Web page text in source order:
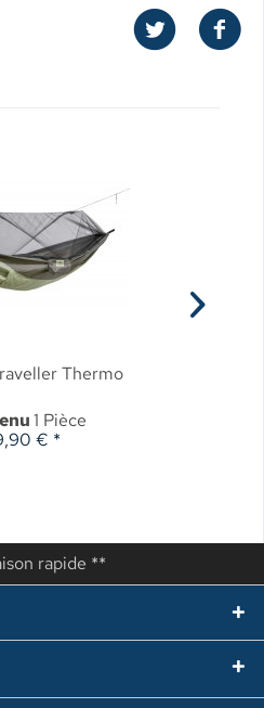
Thermo
1 Pièce
€ *
rapide **